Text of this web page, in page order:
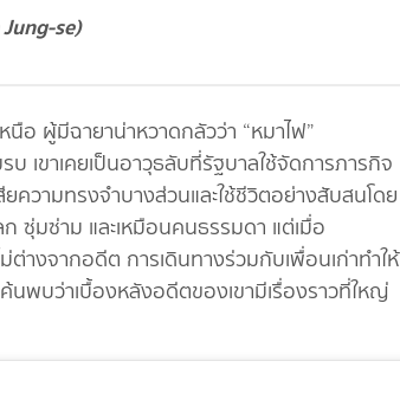
se)
นือ ผู้มีฉายาน่าหวาดกลัวว่า “หมาไฟ”
บ เขาเคยเป็นอาวุธลับที่รัฐบาลใช้จัดการภารกิจ
วามทรงจำบางส่วนและใช้ชีวิตอย่างสับสนโดย
ซุ่มซ่าม และเหมือนคนธรรมดา แต่เมื่อ
งจากอดีต การเดินทางร่วมกับเพื่อนเก่าทำให้
นพบว่าเบื้องหลังอดีตของเขามีเรื่องราวที่ใหญ่